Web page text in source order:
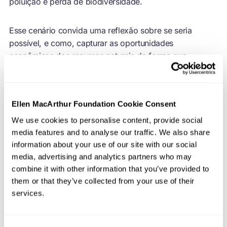
Ellen MacArthur Foundation Cookie Consent
We use cookies to personalise content, provide social
media features and to analyse our traffic. We also share
information about your use of our site with our social
media, advertising and analytics partners who may
combine it with other information that you’ve provided to
them or that they’ve collected from your use of their
services.
Esse cenário convida uma reflexão sobre se seria
possível, e como, capturar as oportunidades
econômicas dos recursos naturais de forma que
também gere impactos positivos para o meio ambiente
produtos e materiais em uso, e regenerar sistemas
naturais.
Os designers são atores importantes para colocar esses
princípios em prática. Através de escolhas feitas na
etapa de design, eles ajudam a garantir que se dê mais
aos ecossistemas do que se tira deles. Ao pensar o
design de produtos e modelos de negócio com base